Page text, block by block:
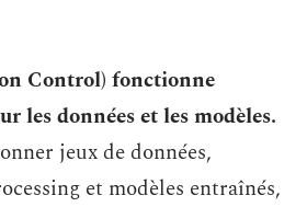
Control) fonctionne
les données et les modèles.
jeux de données,
et modèles entraînés,